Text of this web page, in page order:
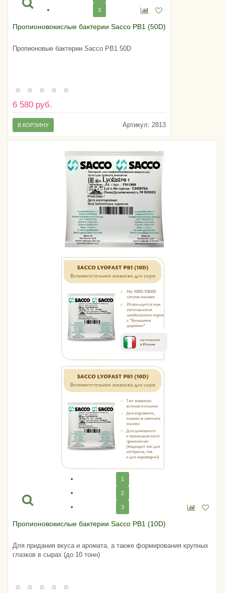
3
Пропионовокислые бактерии Sacco PB1 (50D)
Пропионовые бактерии Sacco PB1 50D
6 580 руб.
Артикул: 2813
В КОРЗИНУ
1
2
3
Пропионовокислые бактерии Sacco PB1 (10D)
Для придания вкуса и аромата, а также формирования крупных
глазков в сырах (до 10 тонн)